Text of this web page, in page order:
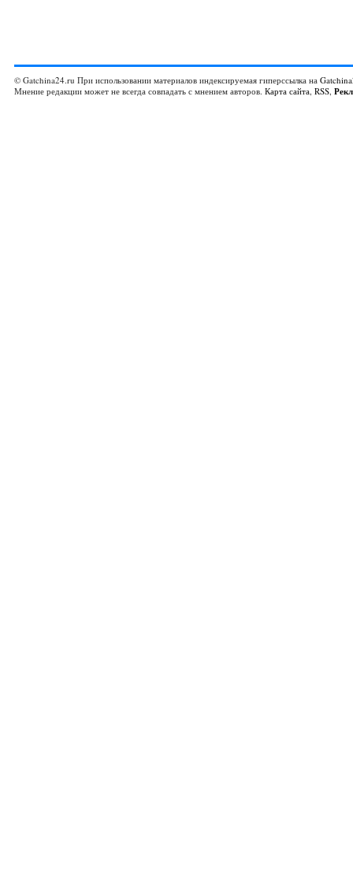
© Gatchina24.ru При использовании материалов индексируемая гиперссылка на
Мнение редакции может не всегда совпадать с мнением авторов. Карта сайта, RSS,